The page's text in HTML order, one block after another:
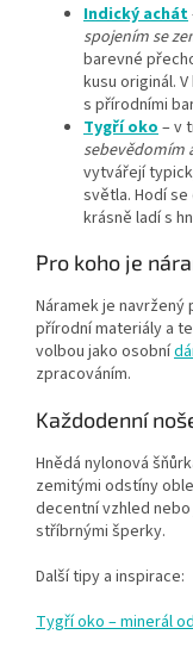
Indický achát
spojením se
barevné
kusu originál.
s přírodními
Tygří oko – v
sebevědomím
vytvářejí
světla. Hodí
krásně ladí s
Pro koho je
Náramek je
přírodní materiály a
volbou jako osobní
zpracováním.
Každodenní
Hnědá nylonová
zemitými odstíny
decentní vzhled
stříbrnými šperky.
Další tipy a inspirace:
Tygří oko – minerál